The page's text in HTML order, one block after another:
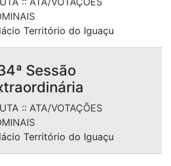
Território do Iguaçu
Sessão
:: ATA/VOTAÇÕES
Território do Iguaçu